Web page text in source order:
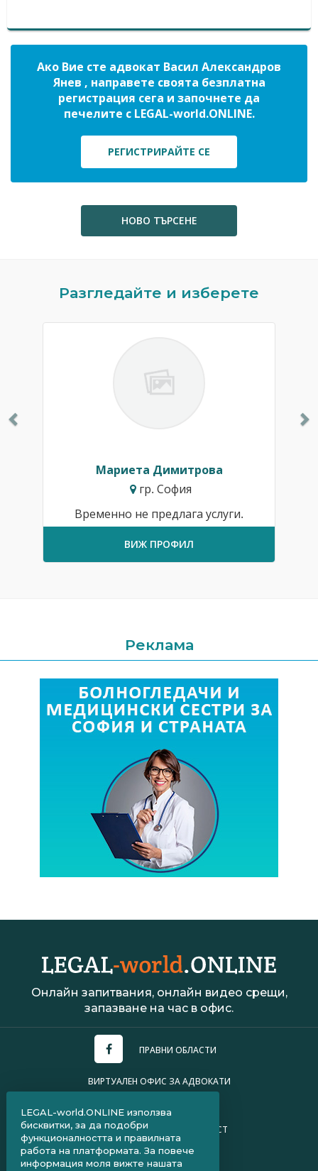
Ако Вие сте адвокат Васил Александров
Янев , направете своята безплатна
регистрация сега и започнете да
печелите с LEGAL-world.ONLINE.
РЕГИСТРИРАЙТЕ СЕ
НОВО ТЪРСЕНЕ
Разгледайте и изберете
Мариета Димитрова
гр. София
Временно не предлага услуги.
ВИЖ ПРОФИЛ
Реклама
Онлайн запитвания, онлайн видео срещи,
запазване на час в офис.
ПРАВНИ ОБЛАСТИ
ВИРТУАЛЕН ОФИС ЗА АДВОКАТИ
ПОЛИТИКА ЗА ПОВЕРИТЕЛНОСТ
ЧЗВ ЗА КЛИЕНТИ
LEGAL-world.ONLINE използва
бисквитки, за да подобри
функционалността и правилната
работа на платформата. За повече
информация моля вижте нашата